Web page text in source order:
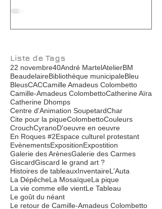
Liste de Tags
22 novembre40André MartelAtelierBM
BeaudelaireBibliothèque municipaleBleu
BleusCAC Camille Amadeus Colombetto
Camille-Amadeus ColombettoCatherine Aïra
Catherine Dhomps
Centre d'Animation SoupetardChar
Cite pour la piqueColombettoCouleurs
CrouchCyranoD'oeuvre en oeuvre
En Roques #2Espace culturel protestant
EvènementsExpositionExpostition
Galerie des ArènesGalerie des Carmes
GiscardGiscard le grand art ?
Histoires de tableauxInventaireL'Auta
La DépêcheLa Mosaïque